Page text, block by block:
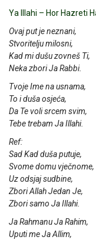
Ya Illahi – Hor Hazreti
Ovaj put je neznani,
Stvoritelju milosni,
Kad mi dušu zovneš Ti,
Neka zbori Ja Rabbi.
Tvoje Ime na usnama,
To i duša osjeća,
Da Te voli srcem svim,
Tebe trebam Ja Illahi.
Ref:
Sad Kad duša putuje,
Svome domu vječnome,
Uz odsjaj sudbine,
Zbori Allah Jedan Je,
Zbori samo Ja Illahi.
Ja Rahmanu Ja Rahim,
Uputi me Ja Allim,